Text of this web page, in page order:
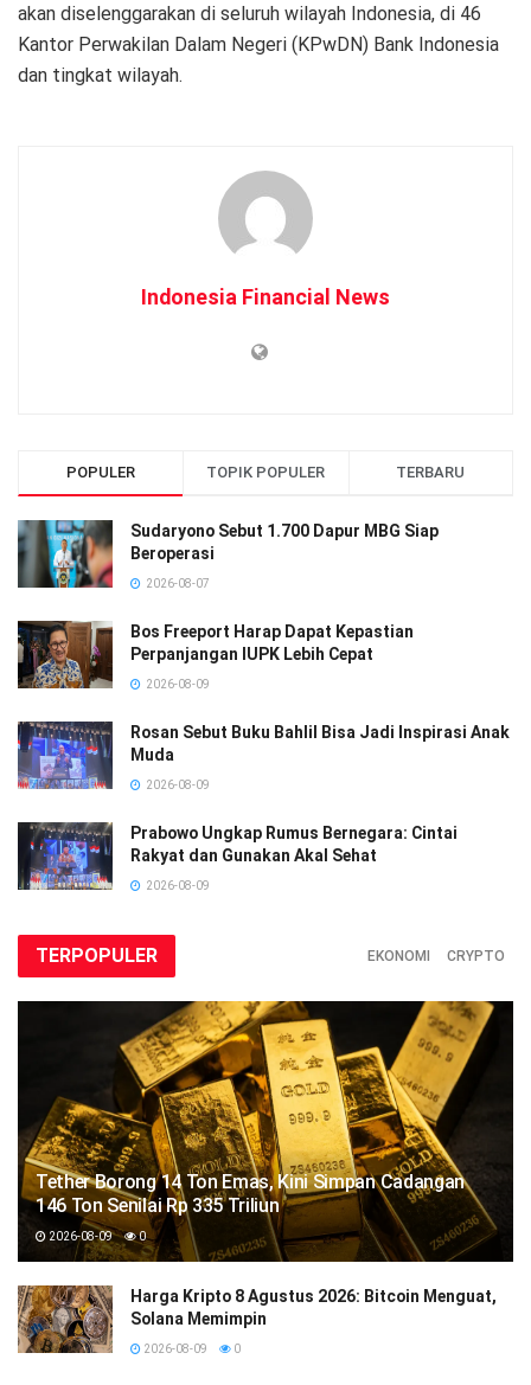
akan diselenggarakan di seluruh wilayah Indonesia, di 46
Kantor Perwakilan Dalam Negeri (KPwDN) Bank Indonesia
dan tingkat wilayah.
Indonesia Financial News
POPULER TOPIK POPULER TERBARU
Sudaryono Sebut 1.700 Dapur MBG Siap
Beroperasi
2026-08-07
Bos Freeport Harap Dapat Kepastian
Perpanjangan IUPK Lebih Cepat
2026-08-09
Rosan Sebut Buku Bahlil Bisa Jadi Inspirasi Anak
Muda
2026-08-09
Prabowo Ungkap Rumus Bernegara: Cintai
Rakyat dan Gunakan Akal Sehat
2026-08-09
TERPOPULER EKONOMI CRYPTO
Tether Borong 14 Ton Emas, Kini Simpan Cadangan
146 Ton Senilai Rp 335 Triliun
2026-08-09 0
Harga Kripto 8 Agustus 2026: Bitcoin Menguat,
Solana Memimpin
2026-08-09 0